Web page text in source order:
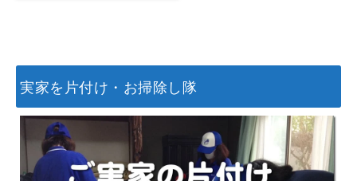
実家を片付け・お掃除し隊